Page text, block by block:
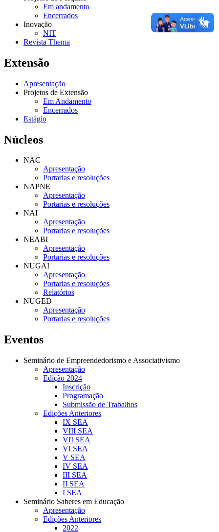
Em andamento
Encerrados
Inovação
NIT
Revista Thema
Extensão
Apresentação
Projetos de Extensão
Em Andamento
Encerrados
Estágio
Núcleos
NAC
Apresentação
Portarias e resoluções
NAPNE
Apresentação
Portarias e resoluções
NAI
Apresentação
Portarias e resoluções
NEABI
Apresentação
Portarias e resoluções
NUGAI
Apresentação
Portarias e resoluções
Relatórios
NUGED
Apresentação
Portarias e resoluções
Eventos
Seminário de Empreendedorismo e Associativismo
Apresentação
Edição 2024
Inscrição
Programação
Submissão de Trabalhos
Edições Anteriores
IX SEA
VIII SEA
VII SEA
VI SEA
V SEA
IV SEA
III SEA
II SEA
I SEA
Seminário Saberes em Educação
Apresentação
Edições Anteriores
2022